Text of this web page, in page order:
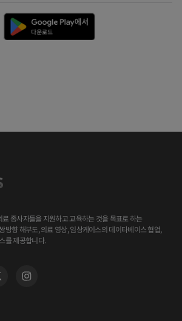
종사자들을 지원하고 교육하는 것을 목표로 하는
방향 해부도, 의료 영상, 임상케이스의 데이타베이스 협업,
를 제공합니다.